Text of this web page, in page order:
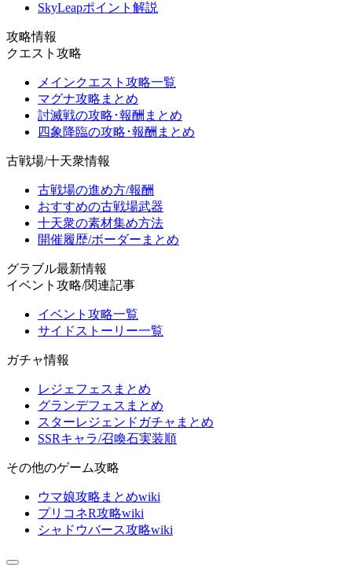
SkyLeapポイント解説
攻略情報
クエスト攻略
メインクエスト攻略一覧
マグナ攻略まとめ
討滅戦の攻略･報酬まとめ
四象降臨の攻略･報酬まとめ
古戦場/十天衆情報
古戦場の進め方/報酬
おすすめの古戦場武器
十天衆の素材集め方法
開催履歴/ボーダーまとめ
グラブル最新情報
イベント攻略/関連記事
イベント攻略一覧
サイドストーリー一覧
ガチャ情報
レジェフェスまとめ
グランデフェスまとめ
スターレジェンドガチャまとめ
SSRキャラ/召喚石実装順
その他のゲーム攻略
ウマ娘攻略まとめwiki
プリコネR攻略wiki
シャドウバース攻略wiki